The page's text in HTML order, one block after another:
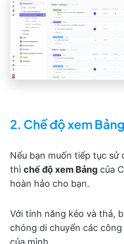
2. Chế độ xem Bảng
Nếu bạn muốn tiếp tục sử
thì chế độ xem Bảng của
hoàn hảo cho bạn.
Với tính năng kéo và thả,
chóng di chuyển các
của mình.